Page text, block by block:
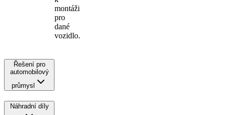
montáži
pro
dané
vozidlo.
Řešení pro
automobilový
průmysl
Náhradní díly